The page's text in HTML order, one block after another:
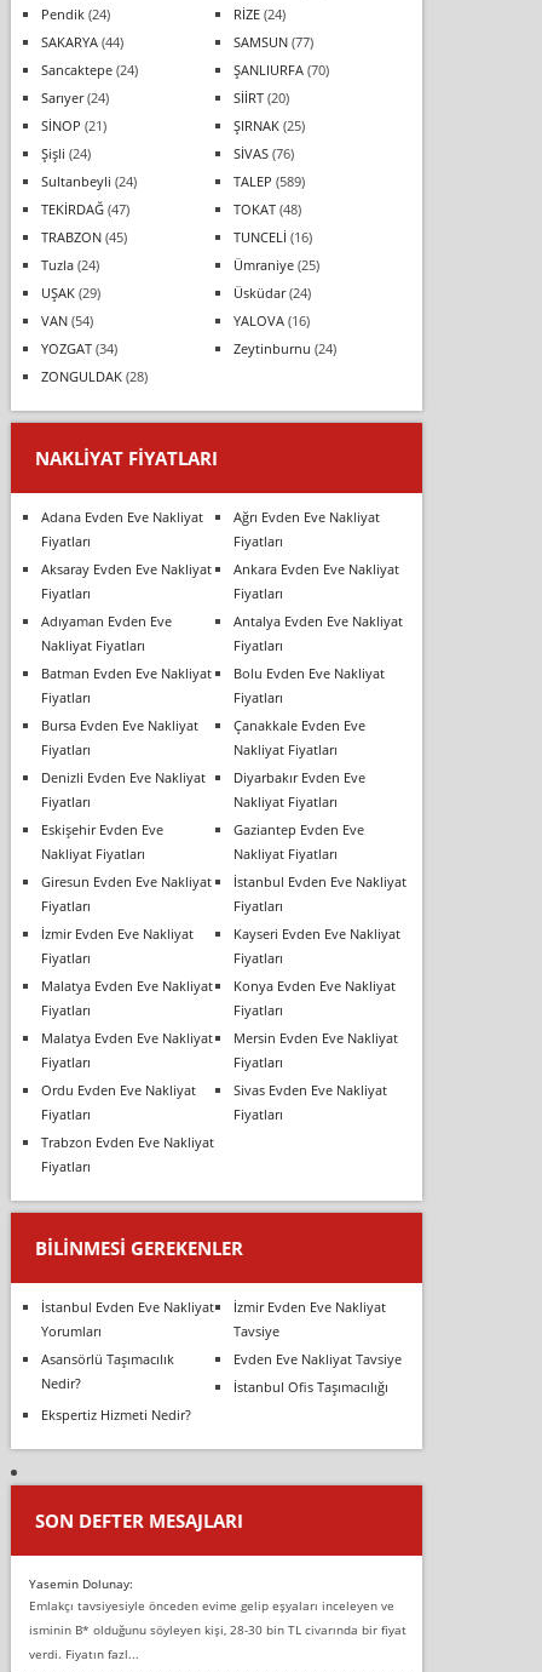
Pendik(24) RİZE(24)
SAKARYA(44) SAMSUN(77)
Sancaktepe(24) ŞANLIURFA(70)
Sarıyer(24) SİİRT(20)
SİNOP (21) ŞIRNAK(25)
Şişli (24) SİVAS(76)
Sultanbeyli (24) TALEP (589)
TEKİRDAĞ(47) TOKAT(48)
TRABZON(45) TUNCELİ (16)
Tuzla(24) Ümraniye(25)
UŞAK(29) Üsküdar(24)
VAN(54) YALOVA(16)
YOZGAT(34) Zeytinburnu (24)
ZONGULDAK(28)
NAKLIYAT FIYATLARI
Adana Evden Eve Nakliyat
Fiyatları
Ağrı Evden Eve Nakliyat
Fiyatları
Aksaray Evden Eve Nakliyat
Fiyatları
Ankara Evden Eve Nakliyat
Fiyatları
Adıyaman Evden Eve
Nakliyat Fiyatları
Antalya Evden Eve Nakliyat
Fiyatları
Batman Evden Eve Nakliyat
Fiyatları
Bolu Evden Eve Nakliyat
Fiyatları
Bursa Evden Eve Nakliyat
Fiyatları
Çanakkale Evden Eve
Nakliyat Fiyatları
Denizli Evden Eve Nakliyat
Fiyatları
Diyarbakır Evden Eve
Nakliyat Fiyatları
Eskişehir Evden Eve
Nakliyat Fiyatları
Gaziantep Evden Eve
Nakliyat Fiyatları
Giresun Evden Eve Nakliyat
Fiyatları
İstanbul Evden Eve Nakliyat
Fiyatları
İzmir Evden Eve Nakliyat
Fiyatları
Kayseri Evden Eve Nakliyat
Fiyatları
Malatya Evden Eve Nakliyat
Fiyatları
Konya Evden Eve Nakliyat
Fiyatları
Malatya Evden Eve Nakliyat
Fiyatları
Mersin Evden Eve Nakliyat
Fiyatları
Ordu Evden Eve Nakliyat
Fiyatları
Sivas Evden Eve Nakliyat
Fiyatları
Trabzon Evden Eve Nakliyat
Fiyatları
BILINMESI GEREKENLER
İstanbul Evden Eve Nakliyat
Yorumları
İzmir Evden Eve Nakliyat
Tavsiye
Asansörlü Taşımacılık
Nedir?
Evden Eve Nakliyat Tavsiye
İstanbul Ofis Taşımacılığı
Ekspertiz Hizmeti Nedir?
SON DEFTER MESAJLARI
Yasemin Dolunay:
Emlakçı tavsiyesiyle önceden evime gelip eşyaları inceleyen ve
isminin B* olduğunu söyleyen kişi, 28-30 bin TL civarında bir fiyat
verdi. Fiyatın fazl...